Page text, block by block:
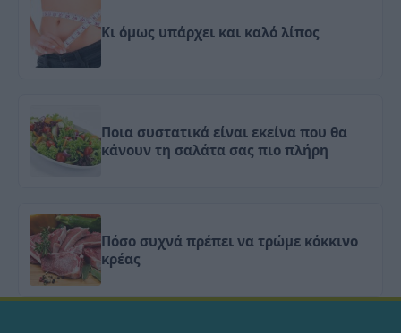
Κι όμως υπάρχει και καλό λίπος
Ποια συστατικά είναι εκείνα που θα
κάνουν τη σαλάτα σας πιο πλήρη
Πόσο συχνά πρέπει να τρώμε κόκκινο
κρέας